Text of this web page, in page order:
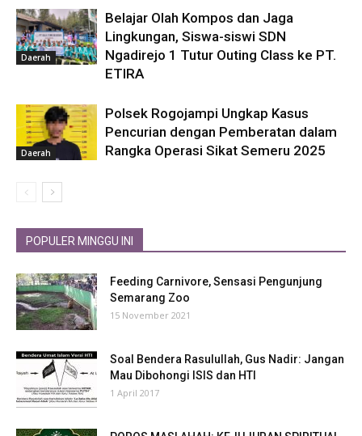
Daerah
Belajar Olah Kompos dan Jaga
Lingkungan, Siswa-siswi SDN
Ngadirejo 1 Tutur Outing Class ke PT.
ETIRA
Daerah
Polsek Rogojampi Ungkap Kasus
Pencurian dengan Pemberatan dalam
Rangka Operasi Sikat Semeru 2025
POPULER MINGGU INI
Feeding Carnivore, Sensasi Pengunjung
Semarang Zoo
15 November 2021
Soal Bendera Rasulullah, Gus Nadir: Jangan
Mau Dibohongi ISIS dan HTI
1 April 2017